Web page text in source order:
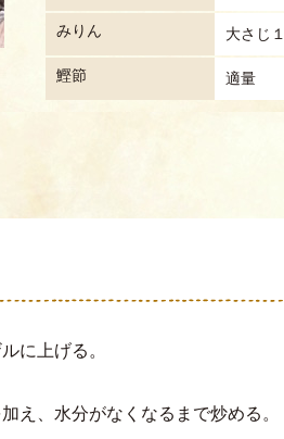
みりん 大さじ１
鰹節 適量
に上げる。
え、水分がなくなるまで炒める。